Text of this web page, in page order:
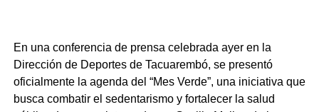
esta patología tiene una mortalidad descrita de hasta el
50% a nivel mundial y avanza de forma extremadamente
rápida.
Para llevar tranquilidad a los vecinos de Tacuarembó, la
En una conferencia de prensa celebrada ayer en la
Dirección de Deportes de Tacuarembó, se presentó
oficialmente la agenda del “Mes Verde”, una iniciativa que
busca combatir el sedentarismo y fortalecer la salud